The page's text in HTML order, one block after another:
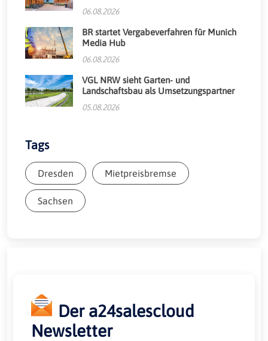
06.08.2026
BR startet Vergabeverfahren für Munich
Media Hub
06.08.2026
VGL NRW sieht Garten- und
Landschaftsbau als Umsetzungspartner
05.08.2026
Tags
Dresden Mietpreisbremse
Sachsen
Der a24salescloud
Newsletter